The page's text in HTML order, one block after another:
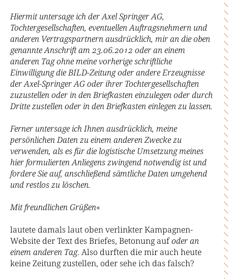
Hiermit untersage ich der Axel Springer AG,
Tochtergesellschaften, eventuellen Auftragsnehmern und
anderen Vertragspartnern ausdrücklich, mir an die oben
genannte Anschrift am 23.06.2012 oder an einem
anderen Tag ohne meine vorherige schriftliche
Einwilligung die BILD-Zeitung oder andere Erzeugnisse
der Axel-Springer AG oder ihrer Tochtergesellschaften
zuzustellen oder in den Briefkasten einzulegen oder durch
Dritte zustellen oder in den Briefkasten einlegen zu lassen.
Ferner untersage ich Ihnen ausdrücklich, meine
persönlichen Daten zu einem anderen Zwecke zu
verwenden, als es für die logistische Umsetzung meines
hier formulierten Anliegens zwingend notwendig ist und
fordere Sie auf, anschließend sämtliche Daten umgehend
und restlos zu löschen.
Mit freundlichen Grüßen«
lautete damals laut oben verlinkter Kampagnen-
Website der Text des Briefes, Betonung aufoder an
einem anderen Tag. Also durften die mir auch heute
keine Zeitung zustellen, oder sehe ich das falsch?